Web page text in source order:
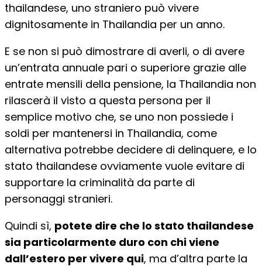
thailandese, uno straniero può vivere
dignitosamente in Thailandia per un anno.
E se non si può dimostrare di averli, o di avere
un’entrata annuale pari o superiore grazie alle
entrate mensili della pensione, la Thailandia non
rilascerà il visto a questa persona per il
semplice motivo che, se uno non possiede i
soldi per mantenersi in Thailandia, come
alternativa potrebbe decidere di delinquere, e lo
stato thailandese ovviamente vuole evitare di
supportare la criminalità da parte di
personaggi stranieri.
Quindi sì, potete dire che lo stato thailandese
sia particolarmente duro con chi viene
dall’estero per vivere qui, ma d’altra parte la